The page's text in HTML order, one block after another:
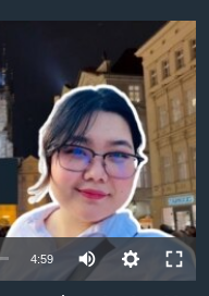
available
4:59